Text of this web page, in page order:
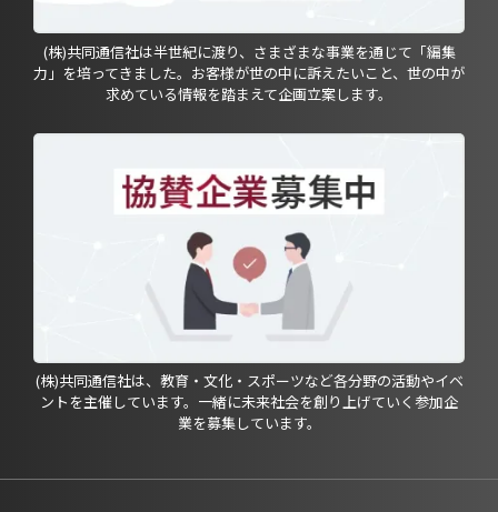
(株)共同通信社は半世紀に渡り、さまざまな事業を通じて「編集
力」を培ってきました。お客様が世の中に訴えたいこと、世の中が
求めている情報を踏まえて企画立案します。
(株)共同通信社は、教育・文化・スポーツなど各分野の活動やイベ
ントを主催しています。一緒に未来社会を創り上げていく参加企
業を募集しています。